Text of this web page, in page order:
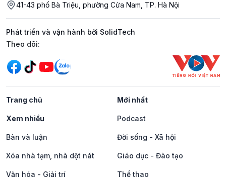
41-43 phố Bà Triệu, phường Cửa Nam, TP. Hà Nội
Phát triển và vận hành bởi SolidTech
Mạng xã hội
Theo dõi:
Trang chủ Mới nhất
Xem nhiều Podcast
Bàn và luận Đời sống - Xã hội
Xóa nhà tạm, nhà dột nát Giáo dục - Đào tạo
Văn hóa - Giải trí Thể thao